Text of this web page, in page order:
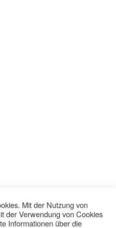
Mit der Nutzung von
der Verwendung von Cookies
Informationen über die